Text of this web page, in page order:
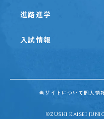
進路進学
入試情報
当サイトについて個人情
©ZUSHI KAISEI